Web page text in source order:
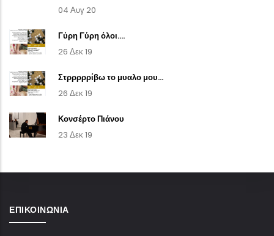
04 Αυγ 20
Γύρη Γύρη όλοι....
26 Δεκ 19
Στρρρρρίβω το μυαλο μου...
26 Δεκ 19
Κονσέρτο Πιάνου
23 Δεκ 19
ΕΠΙΚΟΙΝΩΝΊΑ